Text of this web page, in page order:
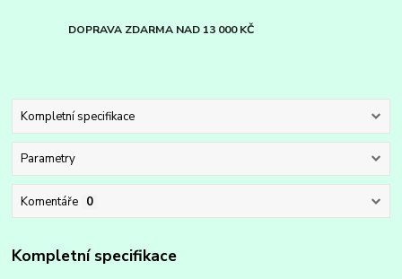
DOPRAVA ZDARMA NAD 13 000 KČ
Kompletní specifikace
Parametry
Komentáře 0
Kompletní specifikace